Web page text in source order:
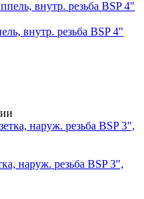
внутр. резьба BSP 4"
наруж. резьба BSP 3",